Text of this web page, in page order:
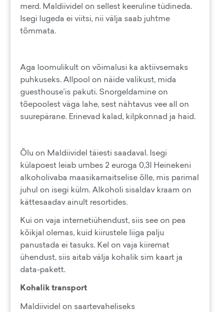
merd. Maldiividel on sellest keeruline tüdineda.
Isegi lugeda ei viitsi, nii välja saab juhtme
tõmmata.
Aga loomulikult on võimalusi ka aktiivsemaks
puhkuseks. Allpool on näide valikust, mida
guesthouse’is pakuti. Snorgeldamine on
tõepoolest väga lahe, sest nähtavus vee all on
suurepärane. Erinevad kalad, kilpkonnad ja haid.
Õlu on Maldiividel täiesti saadaval. Isegi
külapoest leiab umbes 2 euroga 0,3l Heinekeni
alkoholivaba maasikamaitselise õlle, mis parimal
juhul on isegi külm. Alkoholi sisaldav kraam on
kättesaadav ainult resortides.
Kui on vaja internetiühendust, siis see on pea
kõikjal olemas, kuid kiirustele liiga palju
panustada ei tasuks. Kel on vaja kiiremat
ühendust, siis aitab välja kohalik sim kaart ja
data-pakett.
Kohalik transport
Maldiividel on saartevaheliseks